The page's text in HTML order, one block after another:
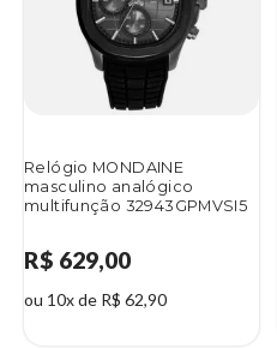
Relógio MONDAINE
masculino analógico
multifunção 32943GPMVSI5
R$ 629,00
ou 10x de R$ 62,90